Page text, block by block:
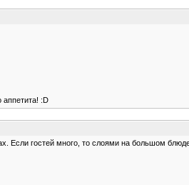
:D
гостей много, то слоями на большом